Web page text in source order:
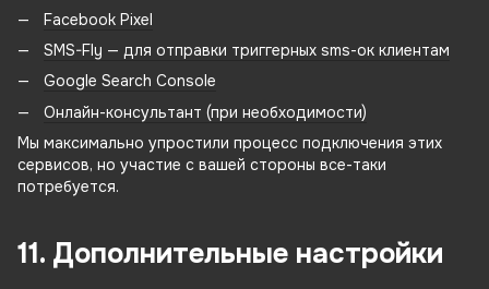
Facebook Pixel
SMS-Fly — для отправки триггерных sms-ок клиентам
Google Search Console
Онлайн-консультант (при необходимости)
Мы максимально упростили процесс подключения этих
сервисов, но участие с вашей стороны все-таки
потребуется.
11. Дополнительные настройки